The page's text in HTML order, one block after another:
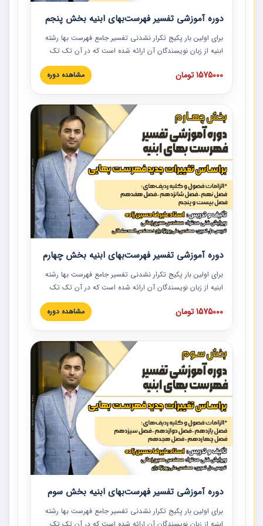
دوره آموزشی تفسیر فهرست‌بهای ابنیه بخش پنجم
برای اولین بار پکیج تکرار نشدنی تفسیر جامع فهرست بها رشته
ابنیه از زبان نویسندگان آن ارائه شده است که در آن تک تک
ردیف ها و مطالب فهرست بها تفسیر و ارائه شده است. این
دوره به صورت کامل تصویری بوده و به همراه تصاویر عملیات
دوره با کلام مهندس علیرضاحسین‌زاده مدیر پروژه مهندسی
مشاور در امر بازنگری فهرست بها رشته ابنیه ارائه شده و به تمام
همکارانی که در حوزه صنعت ساخت در حال فعالیت هستند حتما
توصیه می کنیم از مطالب این دوره استفاده نمایند.
1575000 تومان مشاهده دوره
دوره آموزشی تفسیر فهرست‌بهای ابنیه بخش چهارم
برای اولین بار پکیج تکرار نشدنی تفسیر جامع فهرست بها رشته
ابنیه از زبان نویسندگان آن ارائه شده است که در آن تک تک
ردیف ها و مطالب فهرست بها تفسیر و ارائه شده است. این
دوره به صورت کامل تصویری بوده و به همراه تصاویر عملیات
دوره با کلام مهندس علیرضاحسین‌زاده مدیر پروژه مهندسی
مشاور در امر بازنگری فهرست بها رشته ابنیه ارائه شده و به تمام
همکارانی که در حوزه صنعت ساخت در حال فعالیت هستند حتما
توصیه می کنیم از مطالب این دوره استفاده نمایند.
1575000 تومان مشاهده دوره
دوره آموزشی تفسیر فهرست‌بهای ابنیه بخش سوم
برای اولین بار پکیج تکرار نشدنی تفسیر جامع فهرست بها رشته